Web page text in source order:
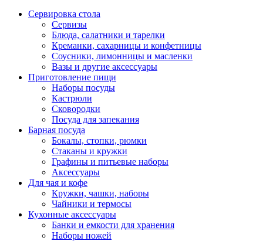
Сервировка стола
Сервизы
Блюда, салатники и тарелки
Креманки, сахарницы и конфетницы
Соусники, лимонницы и масленки
Вазы и другие аксессуары
Приготовление пищи
Наборы посуды
Кастрюли
Сковородки
Посуда для запекания
Барная посуда
Бокалы, стопки, рюмки
Стаканы и кружки
Графины и питьевые наборы
Аксессуары
Для чая и кофе
Кружки, чашки, наборы
Чайники и термосы
Кухонные аксессуары
Банки и емкости для хранения
Наборы ножей